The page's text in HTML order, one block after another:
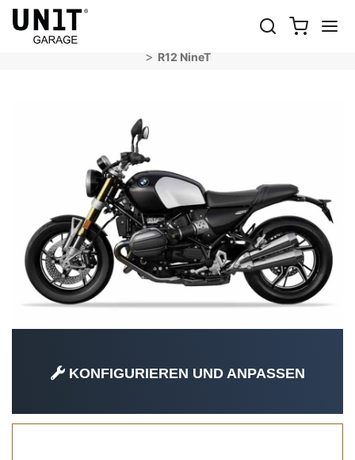
Shop Motorrad
R 12 nineT - R 12 - R 12 G/S
R12 NineT
KONFIGURIEREN UND ANPASSEN